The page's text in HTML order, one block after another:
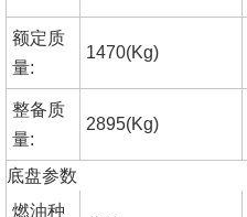
额定质
量:
1470(Kg)
整备质
量:
2895(Kg)
底盘参数
燃油种